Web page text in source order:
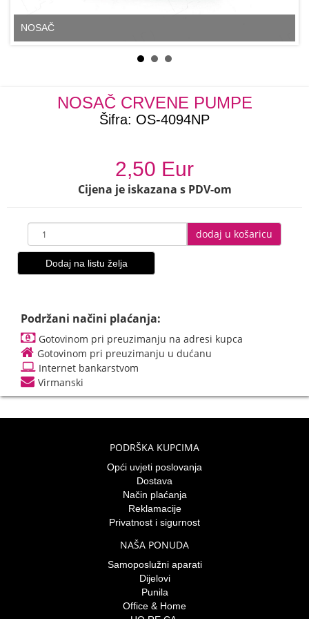
NOSAČ
NOSAČ CRVENE PUMPE
Šifra: OS-4094NP
2,50 Eur
Cijena je iskazana s PDV-om
dodaj u košaricu
Dodaj na listu želja
Podržani načini plaćanja:
Gotovinom pri preuzimanju na adresi kupca
Gotovinom pri preuzimanju u dućanu
Internet bankarstvom
Virmanski
PODRŠKA KUPCIMA
Opći uvjeti poslovanja
Dostava
Način plaćanja
Reklamacije
Privatnost i sigurnost
NAŠA PONUDA
Samoposlužni aparati
Dijelovi
Punila
Office & Home